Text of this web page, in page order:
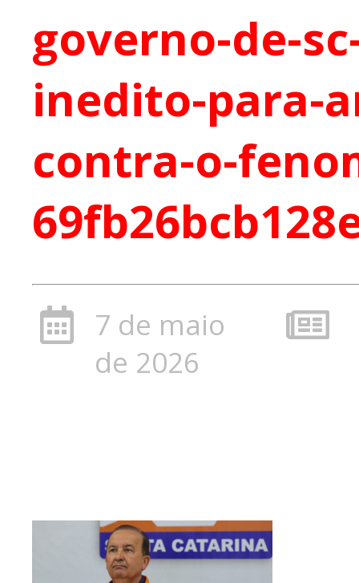
governo-de-
inedito-para-
contra-o-
7 de maio
de 2026